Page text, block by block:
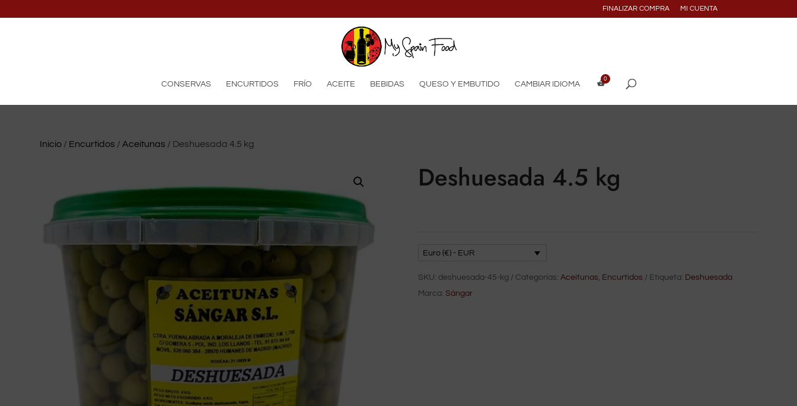
FINALIZAR COMPRA MI CUENTA
CONSERVAS ENCURTIDOS FRÍO ACEITE BEBIDAS QUESO Y EMBUTIDO CAMBIAR IDIOMA
Inicio / Encurtidos / Aceitunas / Deshuesada 4.5 kg
Deshuesada 4.5 kg
Euro (€) - EUR
SKU: deshuesada-45-kg Categorías:Aceitunas, Encurtidos Etiqueta: Deshuesada
Marca:Sángar